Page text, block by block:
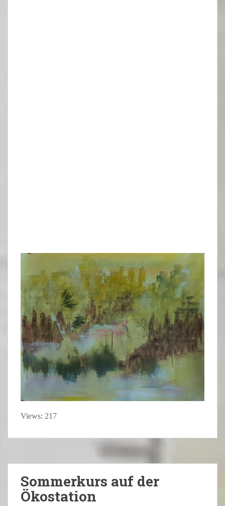
Views: 217
Sommerkurs auf der
Ökostation